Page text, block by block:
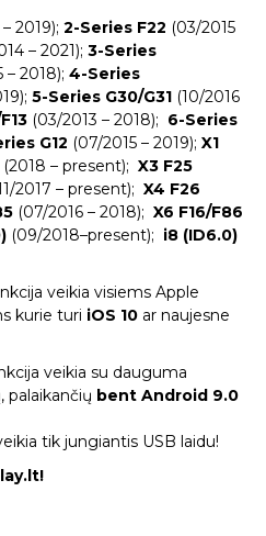
2019); 2-Series F22 (03/2015
– 2021); 3-Series
– 2018); 4-Series
5-Series G30/G31 (10/2016
(03/2013 – 2018); 6-Series
G12 (07/2015 – 2019); X1
(2018 – present); X3 F25
2017 – present); X4 F26
(07/2016 – 2018); X6 F16/F86
(09/2018–present); i8 (ID6.0)
veikia visiems Apple
kurie turi iOS 10 ar naujesne
veikia su dauguma
palaikančių bent Android 9.0
tik jungiantis USB laidu!